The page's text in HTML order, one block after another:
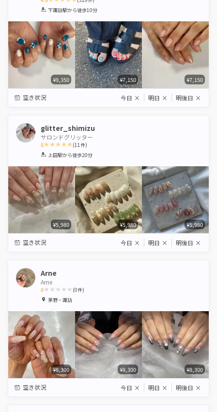
1 2 3 4 5
下諏訪駅から徒歩10分
¥9,350 ¥7,150 ¥7,150
空き状況 今日 × 明日 × 明後日 ×
glitter_shimizu
サロンドグリッター
5
1 2 3 4 5
(11件)
上田駅から徒歩20分
¥5,980 ¥5,980 ¥5,980
空き状況 今日 × 明日 × 明後日 ×
Arne
Arne
0
1 2 3 4 5
(0件)
茅野・諏訪
¥8,300 ¥8,300 ¥8,300
空き状況 今日 × 明日 × 明後日 ×